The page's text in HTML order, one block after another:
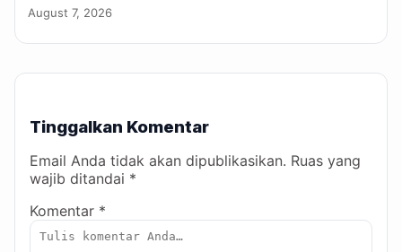
August 7, 2026
Tinggalkan Komentar
Email Anda tidak akan dipublikasikan. Ruas yang
wajib ditandai *
Komentar *